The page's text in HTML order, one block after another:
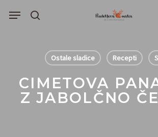
išči
Menu
Ostale sladice Recepti
CIMETOVA
Z JABOLČNO